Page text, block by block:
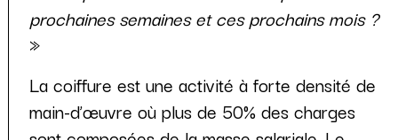
prochaines semaines et ces prochains mois ?
»
La coiffure est une activité à forte densité de
main-d’œuvre où plus de 50% des charges